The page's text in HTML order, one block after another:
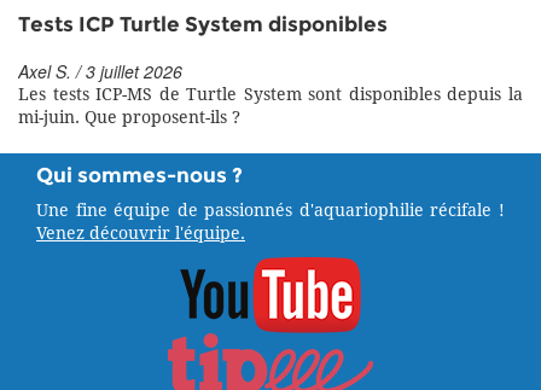
Tests ICP Turtle System disponibles
Axel S. / 3 juillet 2026
Les tests ICP-MS de Turtle System sont disponibles depuis la
mi-juin. Que proposent-ils ?
Qui sommes-nous ?
Une fine équipe de passionnés d'aquariophilie récifale !
Venez découvrir l'équipe.